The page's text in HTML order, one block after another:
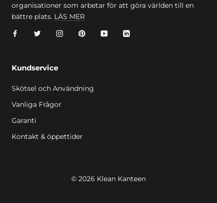
organisationer som arbetar för att göra världen till en
bättre plats. LÄS MER
Kundservice
Skötsel och Användning
Vanliga Frågor
Garanti
Kontakt & öppettider
© 2026 Klean Kanteen